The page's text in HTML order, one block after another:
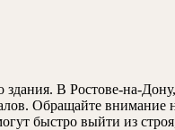
В Ростове-на-
Обращайте внимание
быстро выйти из